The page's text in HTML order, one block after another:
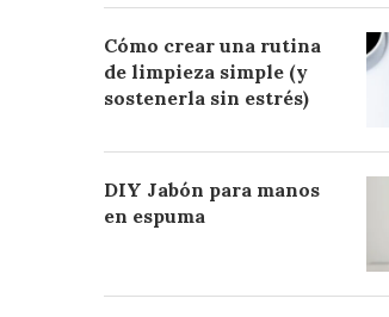
Cómo crear una rutina
de limpieza simple (y
sostenerla sin estrés)
DIY Jabón para manos
en espuma